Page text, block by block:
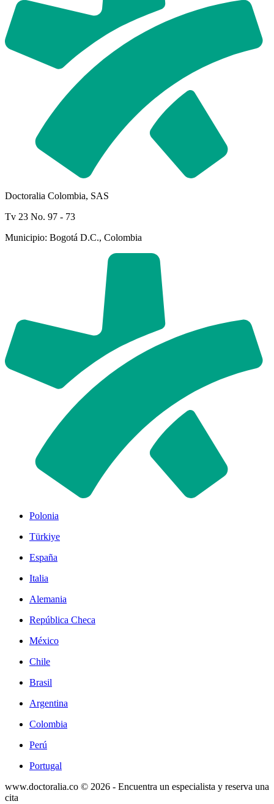
Doctoralia Colombia, SAS
Tv 23 No. 97 - 73
Municipio: Bogotá D.C., Colombia
Polonia
Türkiye
España
Italia
Alemania
República Checa
México
Chile
Brasil
Argentina
Colombia
Perú
Portugal
www.doctoralia.co © 2026 - Encuentra un especialista y reserva una
cita